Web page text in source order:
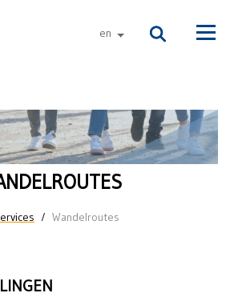
en other languages
Wandelroutes